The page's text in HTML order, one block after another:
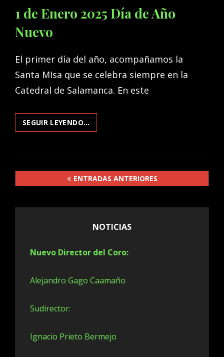
LINKS
1 de Enero 2025 Día de Año
Nuevo
El primer día del año, acompañamos la
Santa MIsa que se celebra siempre en la
Catedral de Salamanca. En este
SEGUIR LEYENDO…
DE
2025
DE
AÑO
Navegación
de
ENTRADAS ANTERIORES
NOTICIAS
Nuevo Director del Coro:
Alejandro Gago Caamaño
Sudirector:
Ignacio Prieto Bermejo